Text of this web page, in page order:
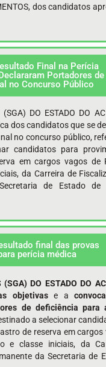
dos candidatos
Final na Perícia
Portadores de
no Concurso Público
(SGA) DO ESTADO DO
dos candidatos que se
no concurso público,
candidatos para
em cargos vagos de
da Carreira de
de Estado de
final das provas
perícia médica
DO ESTADO DO
objetivase a
de deficiência para
a selecionar
de reserva em cargos
e classe iniciais, da
da Secretaria de